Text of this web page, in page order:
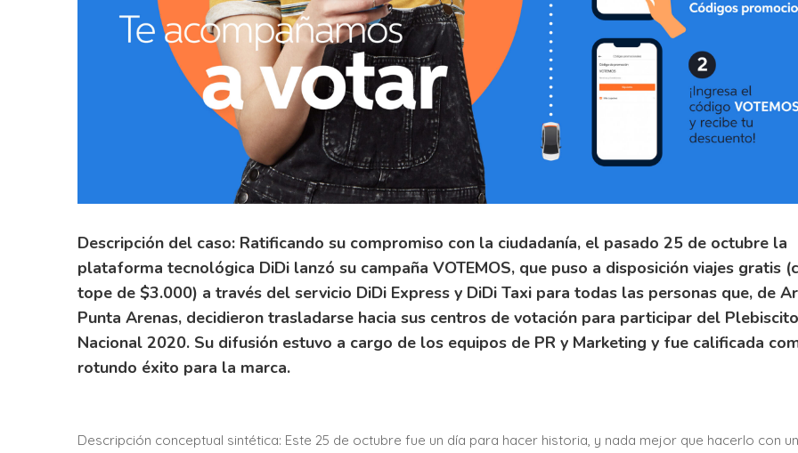
Descripción del caso: Ratificando su compromiso con la ciudadanía, el pasado 25 de octubre la
plataforma tecnológica DiDi lanzó su campaña VOTEMOS, que puso a disposición viajes gratis
tope de $3.000) a través del servicio DiDi Express y DiDi Taxi para todas las personas que, de
Punta Arenas, decidieron trasladarse hacia sus centros de votación para participar del Plebiscito
Nacional 2020. Su difusión estuvo a cargo de los equipos de PR y Marketing y fue calificada
rotundo éxito para la marca.
Descripción conceptual sintética: Este 25 de octubre fue un día para hacer historia, y nada mejor que hacerlo con